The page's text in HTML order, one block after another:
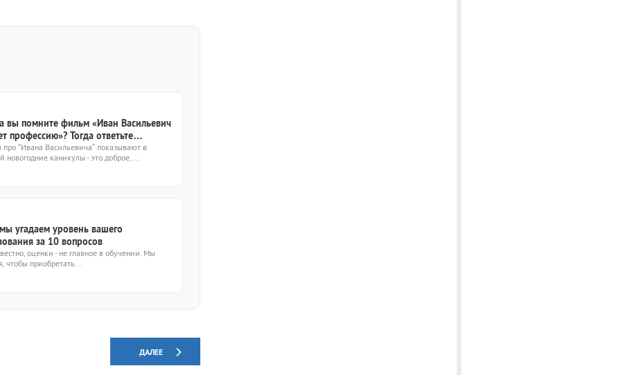
вы помните фильм «Иван Васильевич
профессию»? Тогда ответьте
kto-chto-gde.ru/wp-
themes/theme2019/img/placeholder-
“Ивана Васильевича” показывают в
новогодние каникулы - это доброе,...
угадаем уровень вашего
за 10 вопросов
оценки - не главное в обучении. Мы
чтобы приобретать...
ДАЛЕЕ